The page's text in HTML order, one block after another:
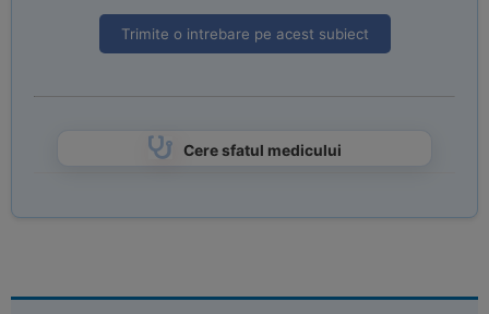
Trimite o intrebare pe acest subiect
Cere sfatul medicului